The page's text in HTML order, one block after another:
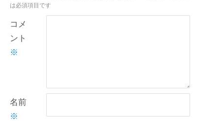
は必須項目です
コメ
ント
※
名前
※